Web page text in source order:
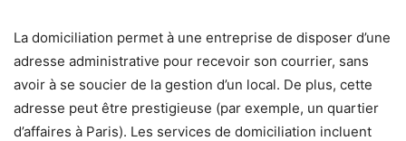
La domiciliation permet à une entreprise de disposer d’une
adresse administrative pour recevoir son courrier, sans
avoir à se soucier de la gestion d’un local. De plus, cette
adresse peut être prestigieuse (par exemple, un quartier
d’affaires à Paris). Les services de domiciliation incluent